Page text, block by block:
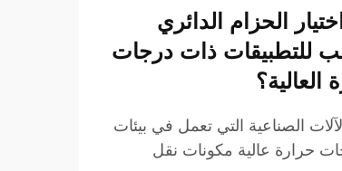
الحزام الدائري
للتطبيقات ذات درجات
العالية؟
الصناعية التي تعمل في بيئات
حرارة عالية مكونات نقل